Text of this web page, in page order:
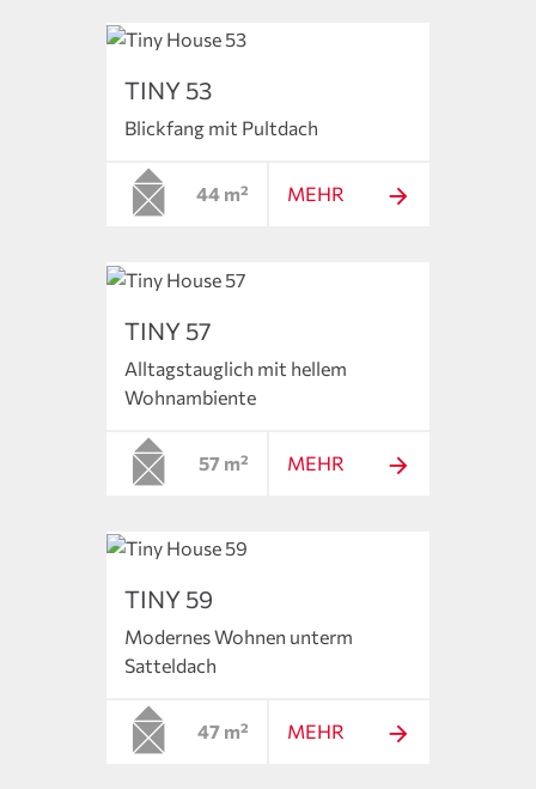
TINY 53
Blickfang mit Pultdach
44 m² MEHR
TINY 57
Alltagstauglich mit hellem
Wohnambiente
57 m² MEHR
TINY 59
Modernes Wohnen unterm
Satteldach
47 m² MEHR